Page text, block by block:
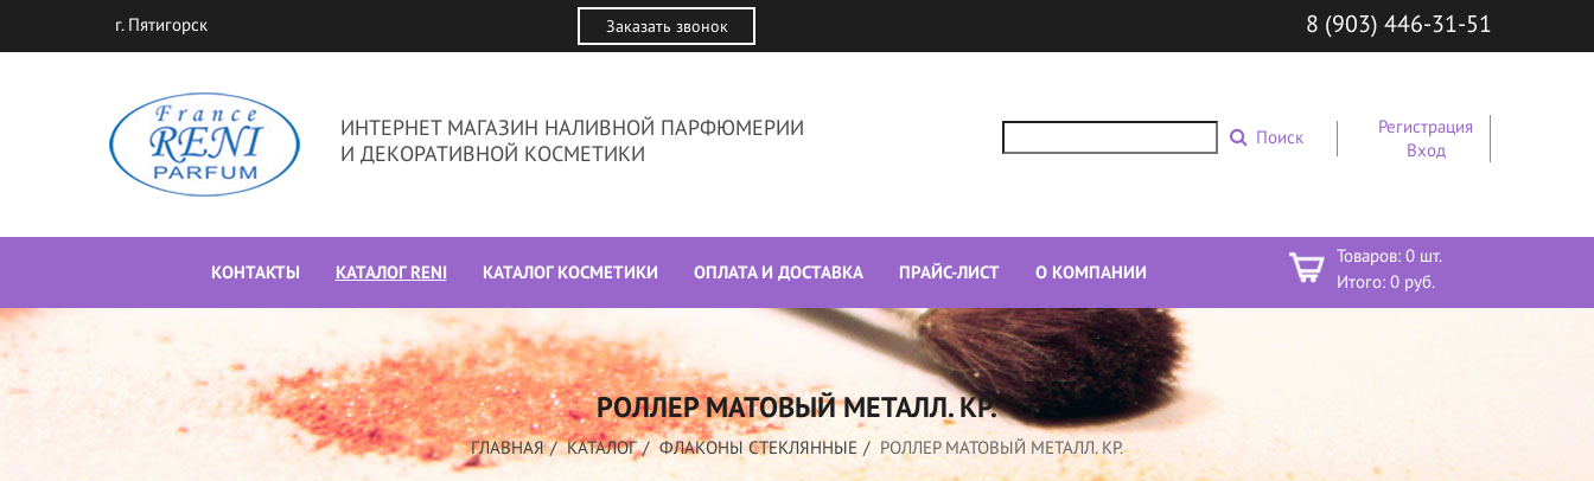
г. Пятигорск Заказать звонок 8 (903) 446-31-51
ИНТЕРНЕТ МАГАЗИН НАЛИВНОЙ ПАРФЮМЕРИИ
И ДЕКОРАТИВНОЙ КОСМЕТИКИ
Поиск
Регистрация
Вход
КОНТАКТЫ КАТАЛОГ RENI КАТАЛОГ КОСМЕТИКИ ОПЛАТА И ДОСТАВКА ПРАЙС-ЛИСТ О КОМПАНИИ
Товаров: 0 шт.
Итого: 0 руб.
РОЛЛЕР МАТОВЫЙ МЕТАЛЛ. КР.
ГЛАВНАЯ КАТАЛОГ ФЛАКОНЫ СТЕКЛЯННЫЕ РОЛЛЕР МАТОВЫЙ МЕТАЛЛ. КР.